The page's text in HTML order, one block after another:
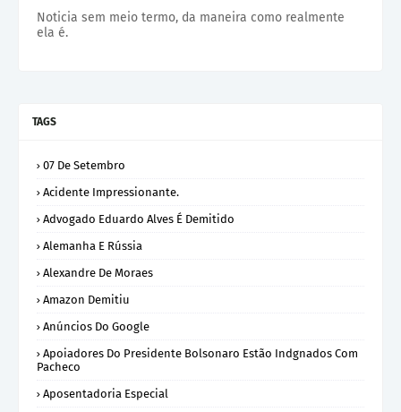
Noticia sem meio termo, da maneira como realmente
ela é.
TAGS
07 De Setembro
Acidente Impressionante.
Advogado Eduardo Alves É Demitido
Alemanha E Rússia
Alexandre De Moraes
Amazon Demitiu
Anúncios Do Google
Apoiadores Do Presidente Bolsonaro Estão Indgnados Com
Pacheco
Aposentadoria Especial